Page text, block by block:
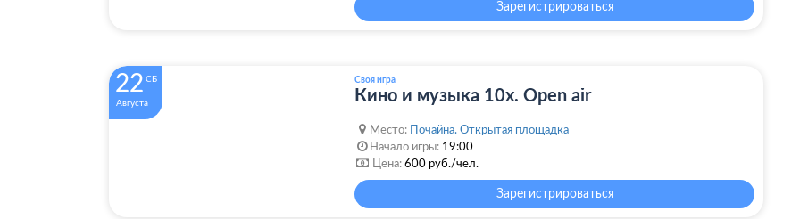
Зарегистрироваться
22 СБ
Августа
Своя игра
Кино и музыка 10х. Open air
Место:
Почайна. Открытая площадка
Начало игры: 19:00
Цена: 600 руб./чел.
Зарегистрироваться